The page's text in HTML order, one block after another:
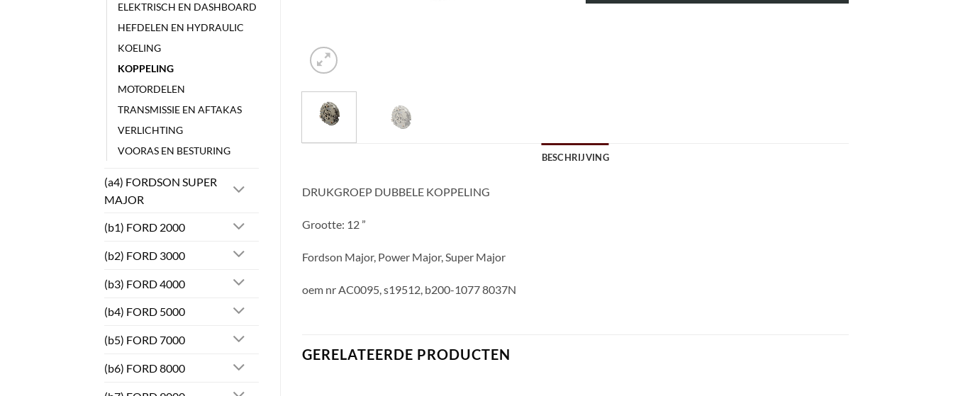
ELEKTRISCH EN DASHBOARD
HEFDELEN EN HYDRAULIC
KOELING
KOPPELING
MOTORDELEN
TRANSMISSIE EN AFTAKAS
VERLICHTING
VOORAS EN BESTURING
(a4) FORDSON SUPER
MAJOR
(b1) FORD 2000
(b2) FORD 3000
(b3) FORD 4000
(b4) FORD 5000
(b5) FORD 7000
(b6) FORD 8000
BESCHRIJVING
DRUKGROEP DUBBELE KOPPELING
Grootte: 12 ”
Fordson Major, Power Major, Super Major
oem nr AC0095, s19512, b200-1077 8037N
GERELATEERDE PRODUCTEN